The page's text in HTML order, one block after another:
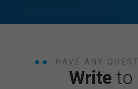
HAVE ANY
Write to